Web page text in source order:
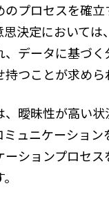
のプロセスを確
決定においては
、データに基づ
つことが求めら
、曖昧性が高い状
ュニケーション
ーションプロセス